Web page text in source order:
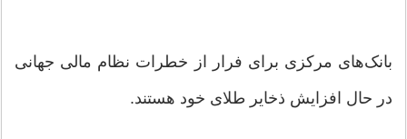
بانک‌های مرکزی برای فرار از خطرات نظام مالی جهانی
در حال افزایش ذخایر طلای خود هستند.